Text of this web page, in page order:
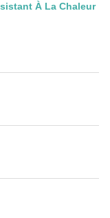
À La Chaleur